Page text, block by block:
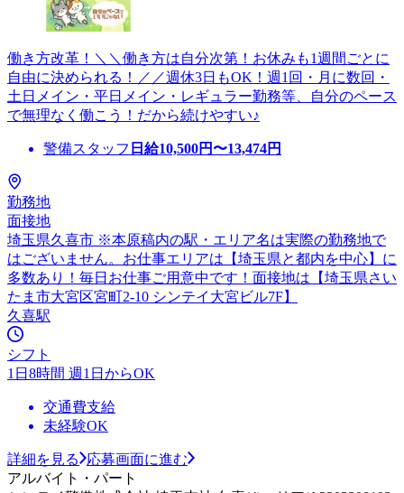
働き方改革！＼＼働き方は自分次第！お休みも1週間ごとに
自由に決められる！／／週休3日もOK！週1回・月に数回・
土日メイン・平日メイン・レギュラー勤務等、自分のペース
で無理なく働こう！だから続けやすい♪
警備スタッフ 日給10,500円〜13,474円
勤務地
面接地
埼玉県久喜市 ※本原稿内の駅・エリア名は実際の勤務地で
はございません。お仕事エリアは【埼玉県と都内を中心】に
多数あり！毎日お仕事ご用意中です！面接地は【埼玉県さい
たま市大宮区宮町2-10 シンテイ大宮ビル7F】
久喜駅
シフト
1日8時間 週1日からOK
交通費支給
未経験OK
詳細を見る
応募画面に進む
アルバイト・パート